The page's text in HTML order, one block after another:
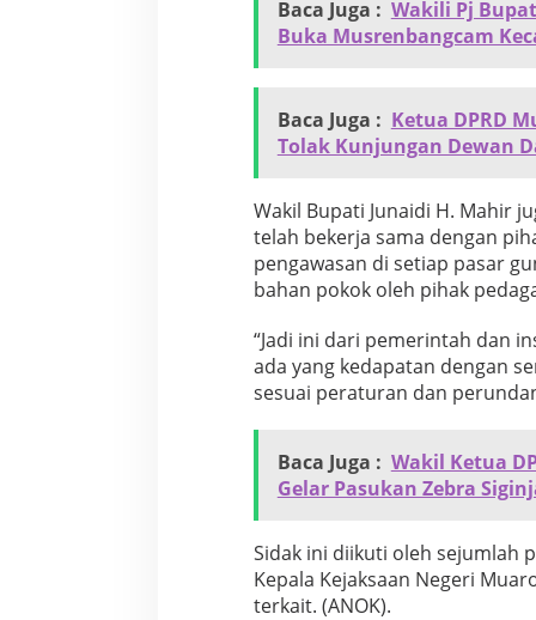
a
Baca Juga : Wakili Pj
Buka Musrenbangcam
Baca Juga : Ketua DPRD
Tolak Kunjungan Dewan
Wakil Bupati Junaidi H. Mahir
telah bekerja sama dengan
pengawasan di setiap pasar
bahan pokok oleh pihak
“Jadi ini dari pemerintah dan
ada yang kedapatan dengan
sesuai peraturan dan
Baca Juga : Wakil Ketua
Gelar Pasukan Zebra
Sidak ini diikuti oleh sejumlah
Kepala Kejaksaan Negeri
terkait. (ANOK).